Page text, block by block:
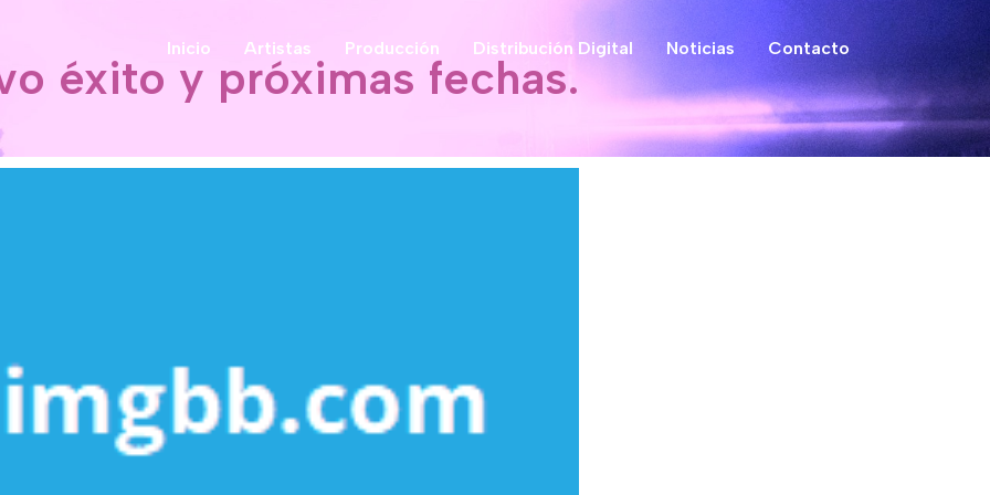
Inicio Artistas Producción Distribución Digital Noticias Contacto
éxito y próximas fechas.